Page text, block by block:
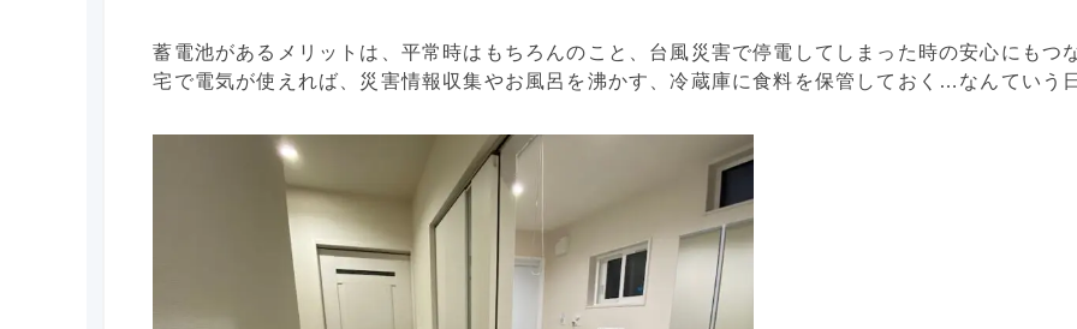
蓄電池があるメリットは、平常時はもちろんのこと、台風災害で停電してしまった時の安心にもつ
宅で電気が使えれば、災害情報収集やお風呂を沸かす、冷蔵庫に食料を保管しておく…なんていう